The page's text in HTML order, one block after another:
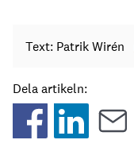
Text: Patrik Wirén
Dela artikeln: